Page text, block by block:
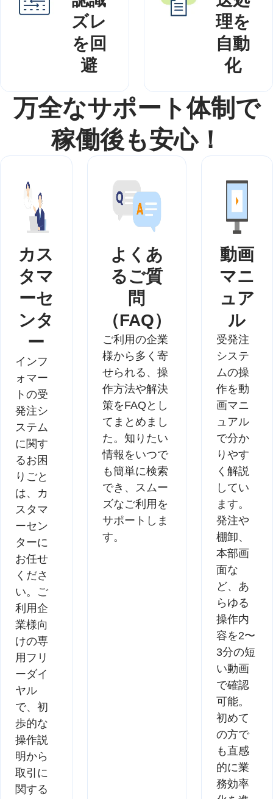
ズレ
を回
避
理を
自動
化
万全なサポート体制で
稼働後も安心！
カス
タマ
ーセ
ンタ
ー
インフ
ォマー
トの受
発注シ
ステム
に関す
るお困
りごと
は、カ
スタマ
ーセン
ターに
お任せ
くださ
い。ご
利用企
業様向
けの専
用フリ
ーダイ
ヤル
で、初
歩的な
操作説
明から
取引に
関する
よくあ
るご質
問
（FAQ）
ご利用の企業
様から多く寄
せられる、操
作方法や解決
策をFAQとし
てまとめまし
た。知りたい
情報をいつで
も簡単に検索
でき、スムー
ズなご利用を
サポートしま
す。
動画
マニ
ュア
ル
受発注
システ
ムの操
作を動
画マニ
ュアル
で分か
りやす
く解説
してい
ます。
発注や
棚卸、
本部画
面な
ど、あ
らゆる
操作内
容を2〜
3分の短
い動画
で確認
可能。
初めて
の方で
も直感
的に業
務効率